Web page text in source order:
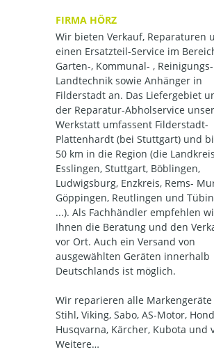
FIRMA HÖRZ
Wir bieten Verkauf, Reparaturen
einen Ersatzteil-Service im
Garten-, Kommunal- ,
Landtechnik sowie Anhänger in
Filderstadt an. Das Liefergebiet
der Reparatur-Abholservice
Werkstatt umfassent Filderstadt-
Plattenhardt (bei Stuttgart) und
50 km in die Region (die
Esslingen, Stuttgart, Böblingen,
Ludwigsburg, Enzkreis, Rems-
Göppingen, Reutlingen und
...). Als Fachhändler empfehlen
Ihnen die Beratung und den
vor Ort. Auch ein Versand von
ausgewählten Geräten innerhalb
Deutschlands ist möglich.
Wir reparieren alle Markengeräte
Stihl, Viking, Sabo, AS-Motor,
Husqvarna, Kärcher, Kubota und
Weitere…